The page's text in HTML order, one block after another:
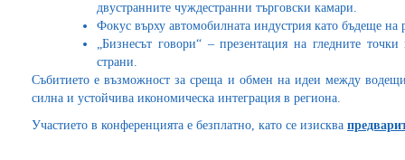
двустранните чуждестранни търговски камари.
Фокус върху автомобилната индустрия като бъдеще на
„Бизнесът говори“ – презентация на гледните
страни.
Събитието е възможност за среща и обмен на идеи между
силна и устойчива икономическа интеграция в региона.
Участието в конференцията е безплатно, като се изисква